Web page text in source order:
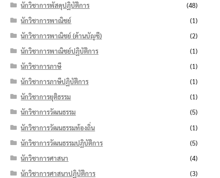
นักวิชาการพัสดุปฏิบัติการ
(48)
นักวิชาการพาณิชย์
(1)
นักวิชาการพาณิชย์ (ด้านบัญชี)
(2)
นักวิชาการพาณิชย์ปฏิบัติการ
(1)
นักวิชาการภาษี
(1)
นักวิชาการภาษีปฏิบัติการ
(1)
นักวิชาการยุติธรรม
(1)
นักวิชาการวัฒนธรรม
(5)
นักวิชาการวัฒนธรรมท้องถิ่น
(1)
นักวิชาการวัฒนธรรมปฏิบัติการ
(5)
นักวิชาการศาสนา
(4)
นักวิชาการศาสนาปฏิบัติการ
(3)